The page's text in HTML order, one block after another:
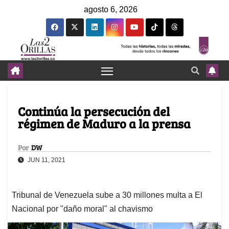
agosto 6, 2026
Continúa la persecución del
régimen de Maduro a la prensa
Por DW
JUN 11, 2021
Tribunal de Venezuela sube a 30 millones multa a El
Nacional por "daño moral" al chavismo